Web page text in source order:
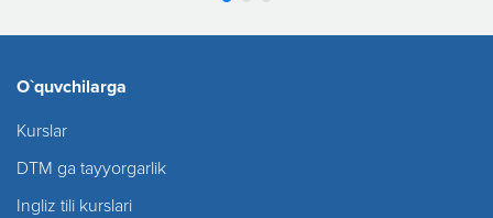
O`quvchilarga
Kurslar
DTM ga tayyorgarlik
Ingliz tili kurslari